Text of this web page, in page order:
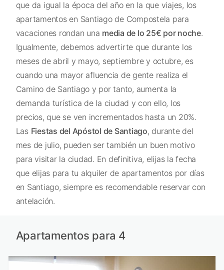
que da igual la época del año en la que viajes, los
apartamentos en Santiago de Compostela para
vacaciones rondan una media de lo 25€ por noche.
Igualmente, debemos advertirte que durante los
meses de abril y mayo, septiembre y octubre, es
cuando una mayor afluencia de gente realiza el
Camino de Santiago y por tanto, aumenta la
demanda turística de la ciudad y con ello, los
precios, que se ven incrementados hasta un 20%.
Las Fiestas del Apóstol de Santiago, durante del
mes de julio, pueden ser también un buen motivo
para visitar la ciudad. En definitiva, elijas la fecha
que elijas para tu alquiler de apartamentos por días
en Santiago, siempre es recomendable reservar con
antelación.
Apartamentos para 4